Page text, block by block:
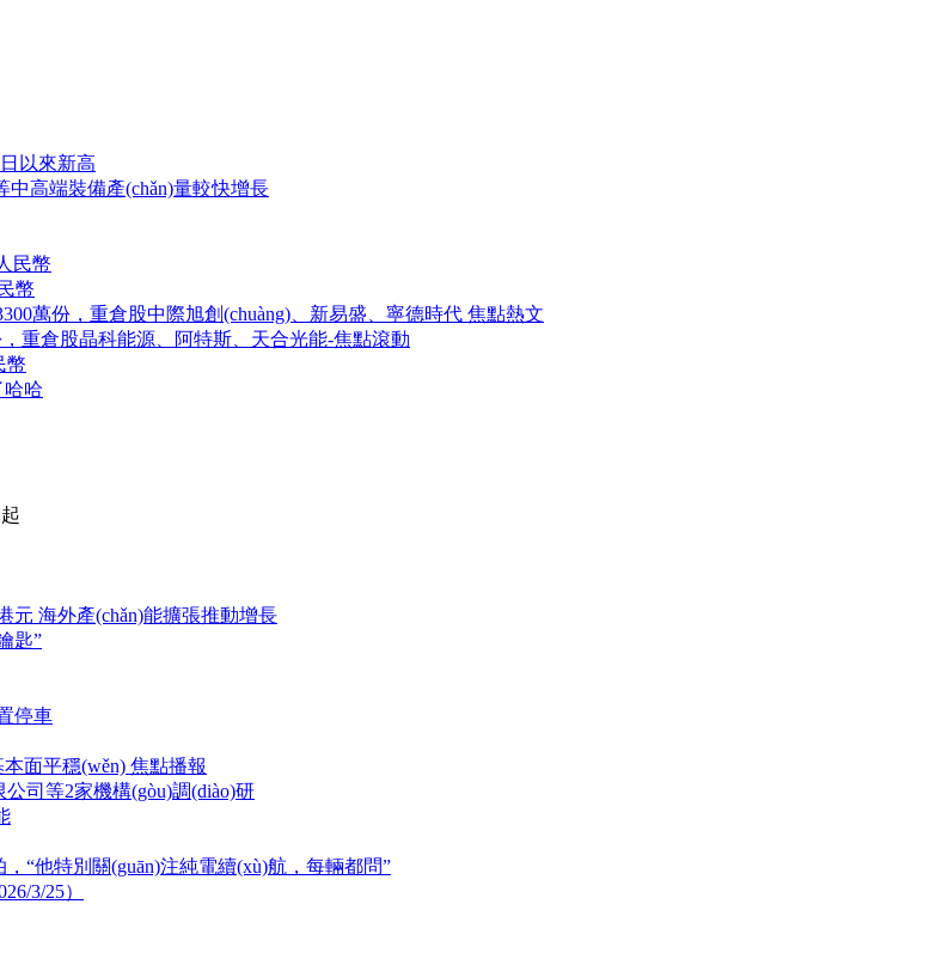
以來新高
中高端裝備產(chǎn)量較快增長
民幣
幣
份，重倉股中際旭創(chuàng)、新易盛、寧德時代 焦點熱文
重倉股晶科能源、阿特斯、天合光能-焦點滾動
幣
哈哈
元 海外產(chǎn)能擴張推動增長
匙”
停車
本面平穩(wěn) 焦點播報
司等2家機構(gòu)調(diào)研
他特別關(guān)注純電續(xù)航，每輛都問”
3/25）